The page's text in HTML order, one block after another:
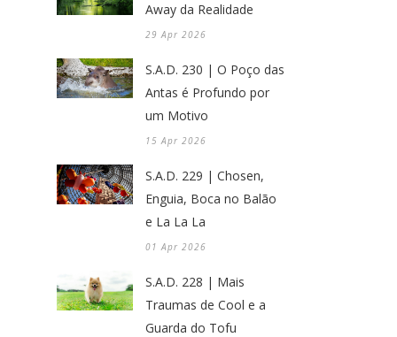
Away da Realidade
29 Apr 2026
S.A.D. 230 | O Poço das
Antas é Profundo por
um Motivo
15 Apr 2026
S.A.D. 229 | Chosen,
Enguia, Boca no Balão
e La La La
01 Apr 2026
S.A.D. 228 | Mais
Traumas de Cool e a
Guarda do Tofu